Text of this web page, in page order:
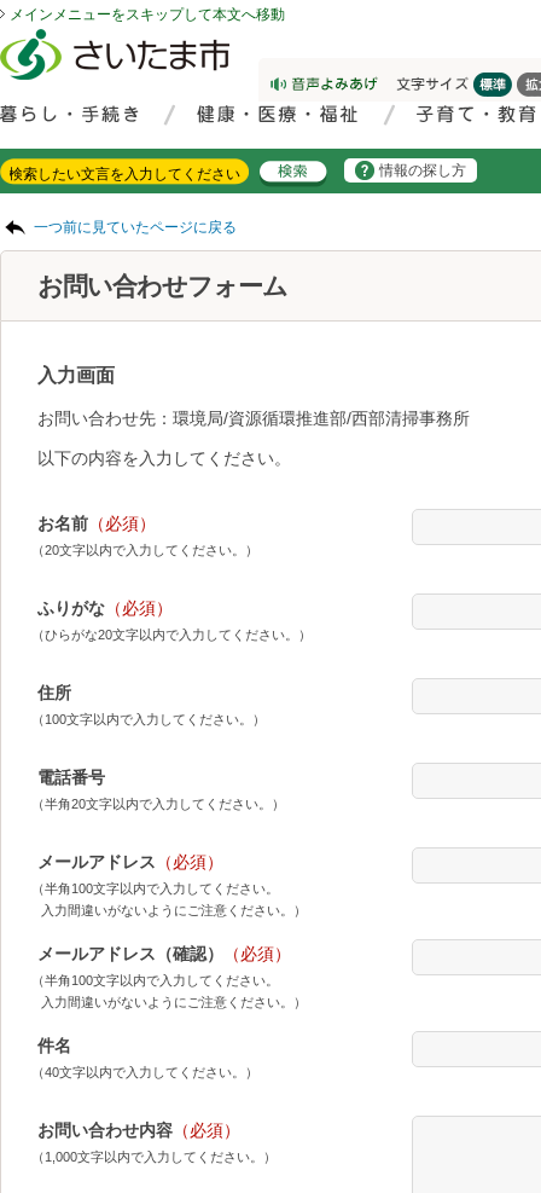
メインメニューをスキップして本文へ移動
情報の探し方
一つ前に見ていたページに戻る
お問い合わせフォーム
入力画面
お問い合わせ先：環境局/資源循環推進部/西部清掃事務所
以下の内容を入力してください。
お名前 （必須）
（20文字以内で入力してください。）
ふりがな （必須）
（ひらがな20文字以内で入力してください。）
住所
（100文字以内で入力してください。）
電話番号
（半角20文字以内で入力してください。）
メールアドレス （必須）
（半角100文字以内で入力してください。
入力間違いがないようにご注意ください。）
メールアドレス（確認） （必須）
（半角100文字以内で入力してください。
入力間違いがないようにご注意ください。）
件名
（40文字以内で入力してください。）
お問い合わせ内容 （必須）
（1,000文字以内で入力してください。）